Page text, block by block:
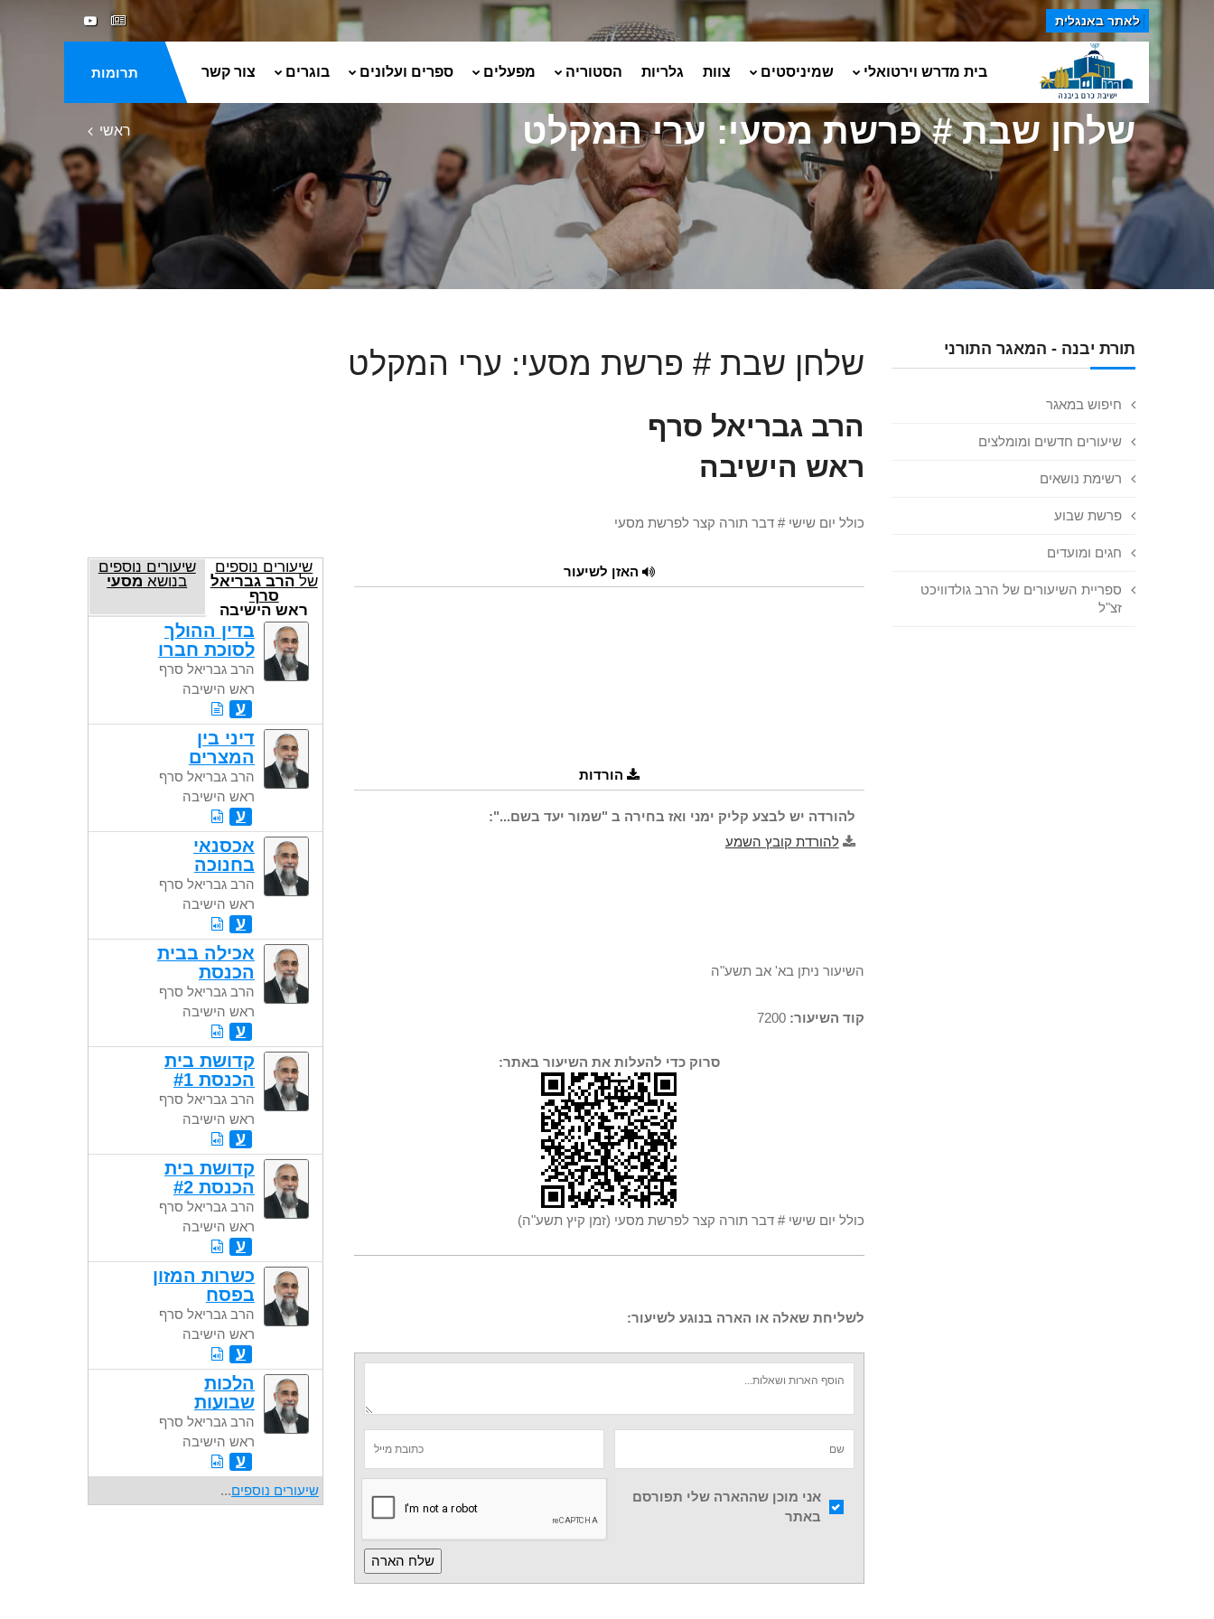
לאתר באנגלית
תרומות בית מדרש וירטואלי שמיניסטים צוות גלריות הסטוריה מפעלים ספרים ועלונים בוגרים צור קשר
שלחן שבת # פרשת מסעי: ערי המקלט ראשי
תורת יבנה - המאגר התורני
חיפוש במאגר
שיעורים חדשים ומומלצים
רשימת נושאים
פרשת שבוע
חגים ומועדים
ספריית השיעורים של הרב גולדוויכט
זצ"ל
שלחן שבת # פרשת מסעי: ערי המקלט
הרב גבריאל סרף
ראש הישיבה
כולל יום שישי # דבר תורה קצר לפרשת מסעי
האזן לשיעור
הורדות
להורדה יש לבצע קליק ימני ואז בחירה ב "שמור יעד בשם...":
להורדת קובץ השמע
השיעור ניתן בא' אב תשע"ה
קוד השיעור:
סרוק כדי להעלות את השיעור באתר:
כולל יום שישי # דבר תורה קצר לפרשת מסעי (זמן קיץ תשע"ה)
לשליחת שאלה או הארה בנוגע לשיעור:
אני מוכן שההארה שלי תפורסם
באתר
שיעורים נוספים
שלהרב גבריאל
סרף
ראש הישיבה
שיעורים נוספים
בנושא מסעי
בדין ההולך
לסוכת חברו
הרב גבריאל סרף
ראש הישיבה
ע
דיני בין
המצרים
הרב גבריאל סרף
ראש הישיבה
ע
אכסנאי
בחנוכה
הרב גבריאל סרף
ראש הישיבה
ע
אכילה בבית
הכנסת
הרב גבריאל סרף
ראש הישיבה
ע
קדושת בית
הכנסת #1
הרב גבריאל סרף
ראש הישיבה
ע
קדושת בית
הכנסת #2
הרב גבריאל סרף
ראש הישיבה
ע
כשרות המזון
בפסח
הרב גבריאל סרף
ראש הישיבה
ע
הלכות
שבועות
הרב גבריאל סרף
ראש הישיבה
ע
שיעורים נוספים...